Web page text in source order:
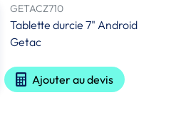
GETACZ710
Tablette durcie 7" Android
Getac
Ajouter au devis